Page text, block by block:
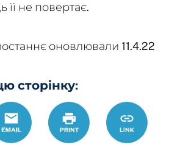
не повертає.
оновлювали 11.4.22
сторінку:
Роздрукувати
https://
Link